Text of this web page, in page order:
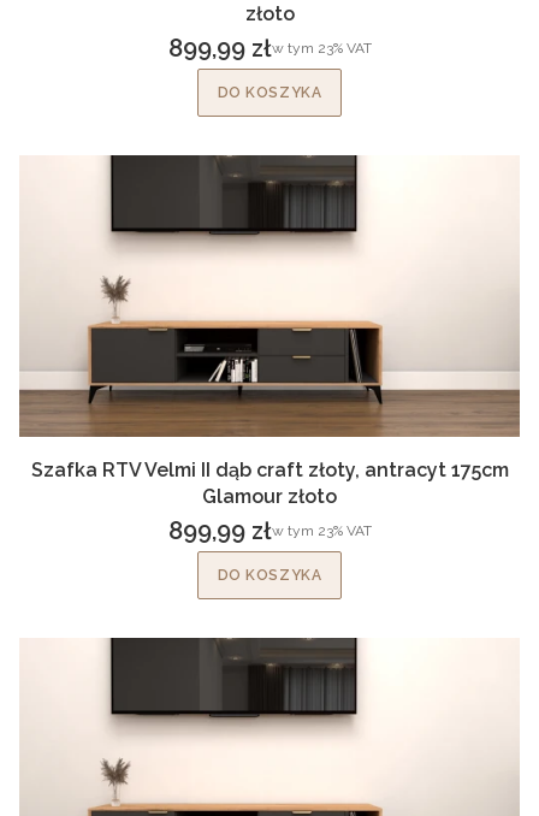
złoto
Cena brutto
899,99 złw tym %s VAT
w tym 23%VAT
DO KOSZYKA
Szafka RTV Velmi II dąb craft złoty, antracyt 175cm
Glamour złoto
Cena brutto
899,99 złw tym %s VAT
w tym 23%VAT
DO KOSZYKA